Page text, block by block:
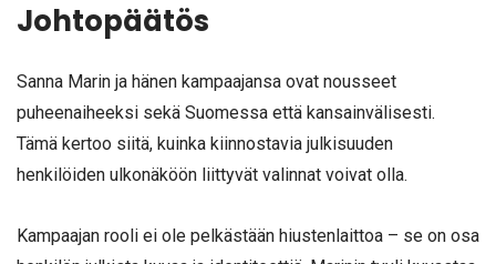
Johtopäätös
Sanna Marin ja hänen kampaajansa ovat nousseet
puheenaiheeksi sekä Suomessa että kansainvälisesti.
Tämä kertoo siitä, kuinka kiinnostavia julkisuuden
henkilöiden ulkonäköön liittyvät valinnat voivat olla.
Kampaajan rooli ei ole pelkästään hiustenlaittoa – se on osa